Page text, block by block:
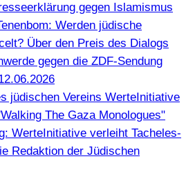
gegen Islamismus
Werden jüdische
Über den Preis des Dialogs
gegen die ZDF-Sendung
jüdischen Vereins WerteInitiative
The Gaza Monologues"
WerteInitiative verleiht Tacheles-
Redaktion der Jüdischen